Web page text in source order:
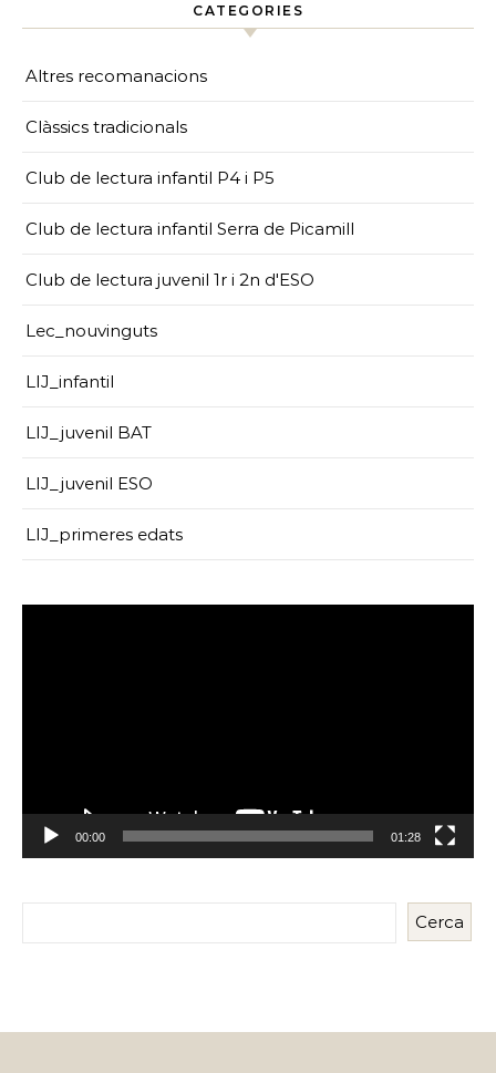
CATEGORIES
Altres recomanacions
Clàssics tradicionals
Club de lectura infantil P4 i P5
Club de lectura infantil Serra de Picamill
Club de lectura juvenil 1r i 2n d'ESO
Lec_nouvinguts
LIJ_infantil
LIJ_juvenil BAT
LIJ_juvenil ESO
LIJ_primeres edats
00:00 01:28
Cerca